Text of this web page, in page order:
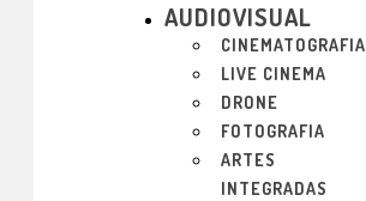
AUDIOVISUAL
CINEMATOGRAFIA
LIVE CINEMA
DRONE
FOTOGRAFIA
ARTES
INTEGRADAS